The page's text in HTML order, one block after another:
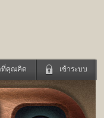
เข้าระบบ
ที่คุณคิด
วี
วิทยุออนไลน์
Kapook